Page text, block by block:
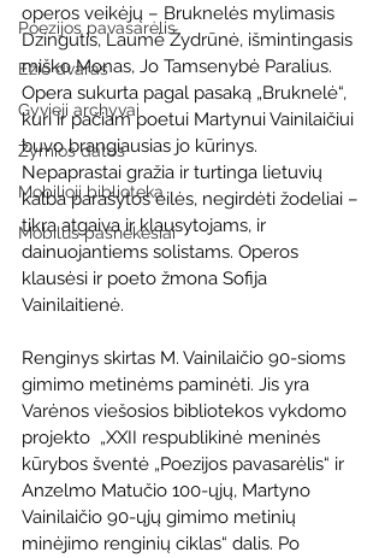
Poezijos pavasarėlis
Ežio dvaras
Gyvieji archyvai
Žymios datos
Mobilioji biblioteka
Mobilūs pašnekesiai
operos veikėjų – Bruknelės mylimasis
Dzingutis, Laumė Žydrūnė, išmintingasis
miško Monas, Jo Tamsenybė Paralius.
Opera sukurta pagal pasaką „Bruknelė“,
kuri ir pačiam poetui Martynui Vainilaičiui
buvo brangiausias jo kūrinys.
Nepaprastai gražia ir turtinga lietuvių
kalba parašytos eilės, negirdėti žodeliai –
tikra atgaiva ir klausytojams, ir
dainuojantiems solistams. Operos
klausėsi ir poeto žmona Sofija
Vainilaitienė.
Renginys skirtas M. Vainilaičio 90-sioms
gimimo metinėms paminėti. Jis yra
Varėnos viešosios bibliotekos vykdomo
projekto  „XXII respublikinė meninės
kūrybos šventė „Poezijos pavasarėlis“ ir
Anzelmo Matučio 100-ųjų, Martyno
Vainilaičio 90-ųjų gimimo metinių
minėjimo renginių ciklas“ dalis. Po